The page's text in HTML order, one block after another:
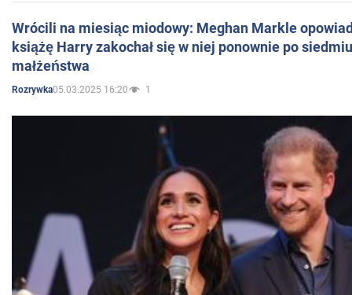
Wrócili na miesiąc miodowy: Meghan Markle
książę Harry zakochał się w niej ponownie po
małżeństwa
Rozrywka05.03.2025 16:20 1